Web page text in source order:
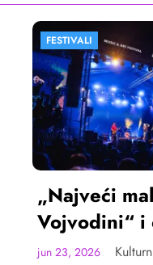
mali festival u
i ovog
u Sremskoj
Kulturni kišobran